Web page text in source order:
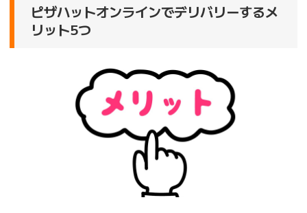
ピザハットオンラインでデリバリーするメ
リット5つ